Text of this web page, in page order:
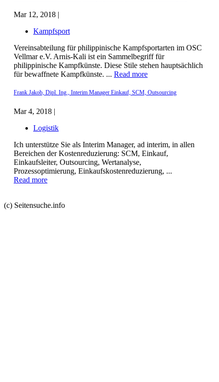
Mar 12, 2018 |
Kampfsport
Vereinsabteilung für philippinische Kampfsportarten im OSC
Vellmar e.V. Arnis-Kali ist ein Sammelbegriff für
philippinische Kampfkünste. Diese Stile stehen hauptsächlich
für bewaffnete Kampfkünste. ... Read more
Frank Jakob, Dipl. Ing., Interim Manager Einkauf, SCM, Outsourcing
Mar 4, 2018 |
Logistik
Ich unterstütze Sie als Interim Manager, ad interim, in allen
Bereichen der Kostenreduzierung: SCM, Einkauf,
Einkaufsleiter, Outsourcing, Wertanalyse,
Prozessoptimierung, Einkaufskostenreduzierung, ...
Read more
(c) Seitensuche.info